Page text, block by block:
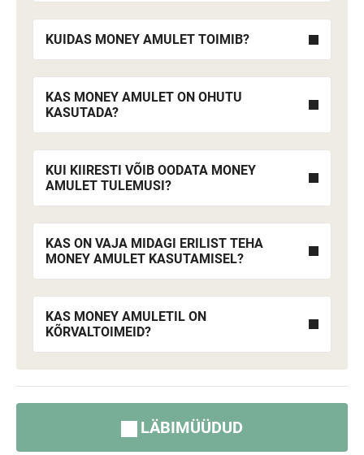
KUIDAS MONEY AMULET TOIMIB?
KAS MONEY AMULET ON OHUTU
KASUTADA?
KUI KIIRESTI VÕIB OODATA MONEY
AMULET TULEMUSI?
KAS ON VAJA MIDAGI ERILIST TEHA
MONEY AMULET KASUTAMISEL?
KAS MONEY AMULETIL ON
KÕRVALTOIMEID?
LÄBIMÜÜDUD